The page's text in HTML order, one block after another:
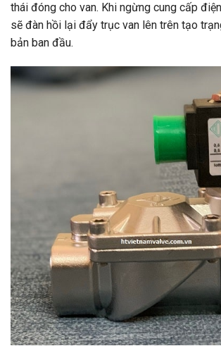
thái đóng cho van. Khi ngừng cung cấp
sẽ đàn hồi lại đẩy trục van lên trên tạo
bản ban đầu.